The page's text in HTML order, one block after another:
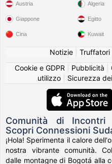
Austria
Giappone
Cina
Algeria
Egitto
Kuwait
Notizie| Truffatori|
Cookie e GDPR
Pubblicità
utilizzo| Sicurezza
Comunità di Incontri
Scopri Connessioni
¡Hola! Sperimenta il calore
nostra vibrante comunità.
dalle montagne di Bogotá alla